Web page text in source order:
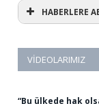
HABERLERE
VIDEOLARIMIZ
“Bu ülkede hak